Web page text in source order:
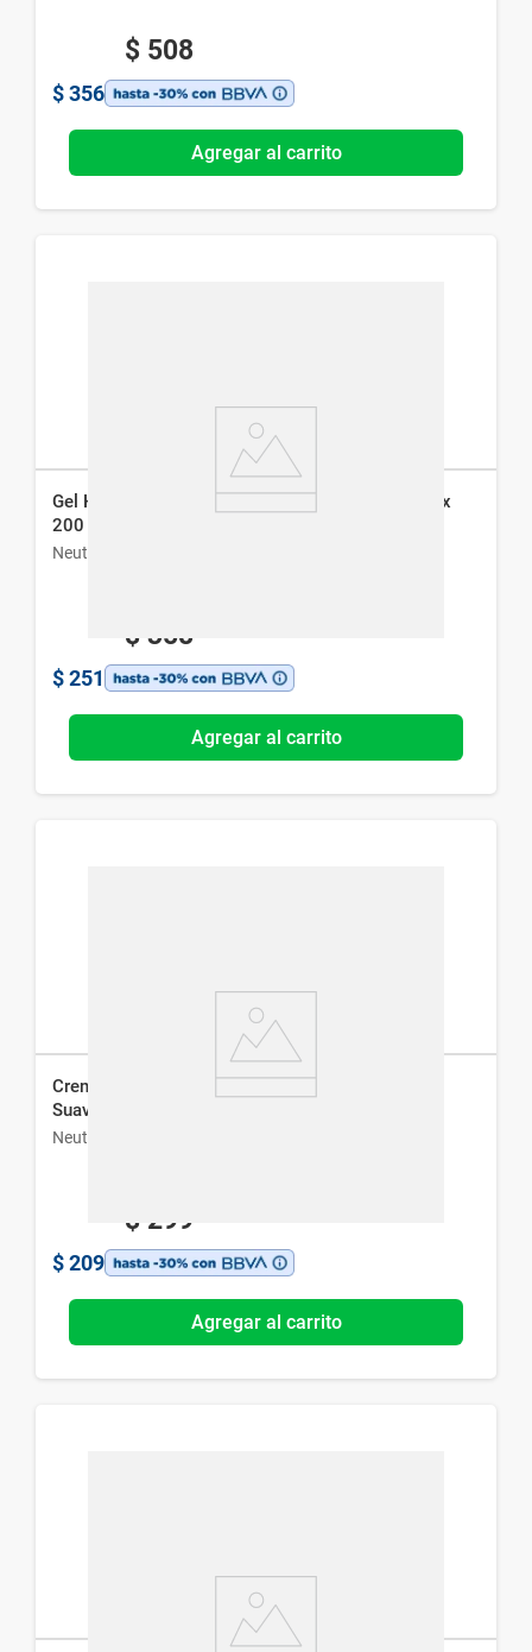
$ 508
$ 356
Agregar al carrito
Gel Hidratante Corporal Neutrogena Hydroboost x
200 ml
Neutrogena
$ 358
$ 251
Agregar al carrito
Crema Corporal Neutrogena Body Care Hidrata &
Suaviza x 200 ml
Neutrogena
$ 299
$ 209
Agregar al carrito